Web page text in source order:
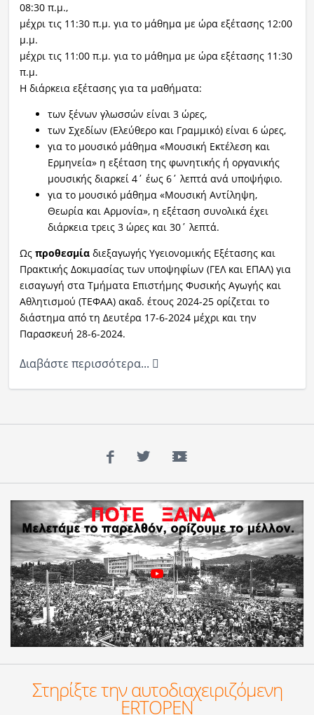
08:30 π.μ.,
μέχρι τις 11:30 π.μ. για το μάθημα με ώρα εξέτασης 12:00
μ.μ.
μέχρι τις 11:00 π.μ. για το μάθημα με ώρα εξέτασης 11:30
π.μ.
Η διάρκεια εξέτασης για τα μαθήματα:
των ξένων γλωσσών είναι 3 ώρες,
των Σχεδίων (Ελεύθερο και Γραμμικό) είναι 6 ώρες,
για το μουσικό μάθημα «Μουσική Εκτέλεση και
Ερμηνεία» η εξέταση της φωνητικής ή οργανικής
μουσικής διαρκεί 4΄ έως 6΄ λεπτά ανά υποψήφιο.
για το μουσικό μάθημα «Μουσική Αντίληψη,
Θεωρία και Αρμονία», η εξέταση συνολικά έχει
διάρκεια τρεις 3 ώρες και 30΄ λεπτά.
Ως προθεσμίαδιεξαγωγής Υγειονομικής Εξέτασης και
Πρακτικής Δοκιμασίας των υποψηφίων (ΓΕΛ και ΕΠΑΛ) για
εισαγωγή στα Τμήματα Επιστήμης Φυσικής Αγωγής και
Αθλητισμού (ΤΕΦΑΑ) ακαδ. έτους 2024-25 ορίζεται το
διάστημα από τη Δευτέρα 17-6-2024 μέχρι και την
Παρασκευή 28-6-2024.
Διαβάστε περισσότερα...
Facebook
TwitterYouTube
Στηρίξτε την αυτοδιαχειριζόμενη
ERTOPEN